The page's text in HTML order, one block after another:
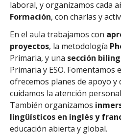
(Presencial)
Bachillerato de Humanidades
Diurno (Presencial)
laboral, y organizamos cada
Formación, con charlas y
En el aula trabajamos con
proyectos, la metodología
Primaria, y una sección
Primaria y ESO. Fomentamos
ofrecemos planes de apoyo y
cuidamos la atención
También organizamos
lingüísticos en inglés y
educación abierta y global.